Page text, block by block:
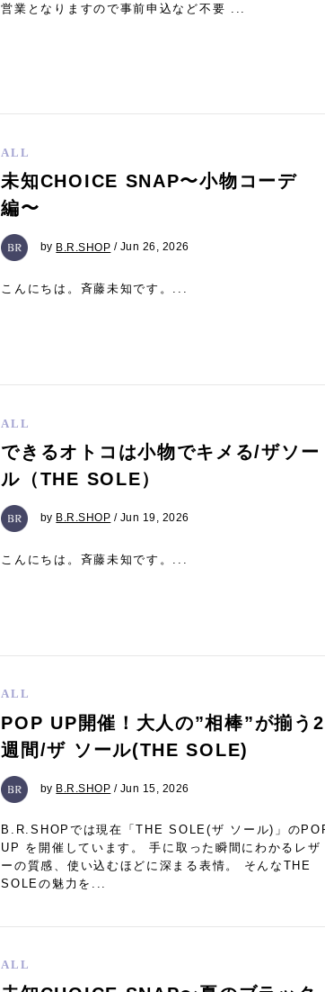
営業となりますので事前申込など不要 ...
ALL
未知CHOICE SNAP〜小物コーデ
編〜
by B.R.SHOP / Jun 26, 2026
こんにちは。斉藤未知です。...
ALL
できるオトコは小物でキメる/ザソー
ル（THE SOLE）
by B.R.SHOP / Jun 19, 2026
こんにちは。斉藤未知です。...
ALL
POP UP開催！大人の”相棒”が揃う2
週間/ザ ソール(THE SOLE)
by B.R.SHOP / Jun 15, 2026
B.R.SHOPでは現在「THE SOLE(ザ ソール)」の
UP を開催しています。 手に取った瞬間にわかるレザ
ーの質感、使い込むほどに深まる表情。 そんなTHE
SOLEの魅力を...
ALL